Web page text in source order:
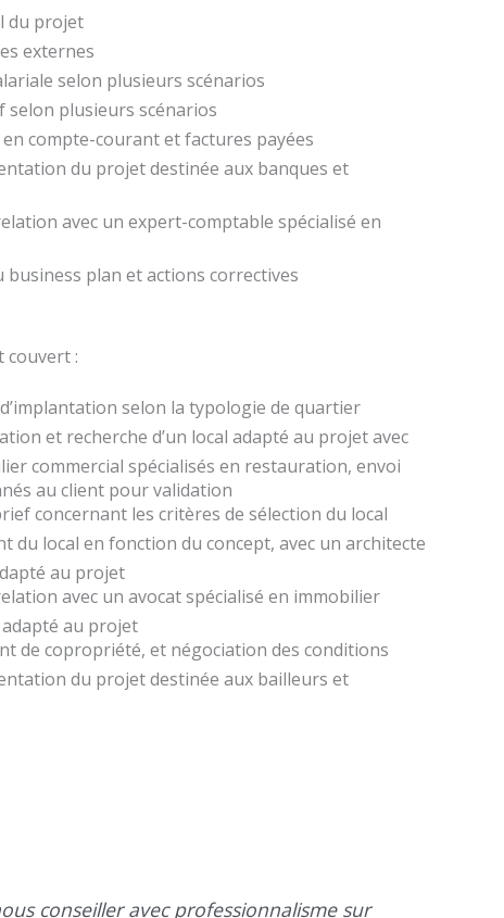
du projet
externes
selon plusieurs scénarios
plusieurs scénarios
compte-courant et factures payées
du projet destinée aux banques et
avec un expert-comptable spécialisé en
plan et actions correctives
couvert :
selon la typologie de quartier
et recherche d’un local adapté au projet avec
commercial spécialisés en restauration, envoi
au client pour validation
concernant les critères de sélection du local
du local en fonction du concept, avec un architecte
au projet
avec un avocat spécialisé en immobilier
au projet
de copropriété, et négociation des conditions
du projet destinée aux bailleurs et
conseiller avec professionnalisme sur